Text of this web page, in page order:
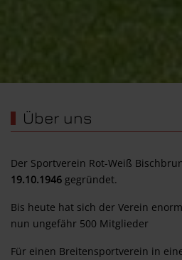
Über uns
Der Sportverein Rot-Weiß
19.10.1946 gegründet.
Bis heute hat sich der Verein
nun ungefähr 500 Mitglieder
Für einen Breitensportverein in